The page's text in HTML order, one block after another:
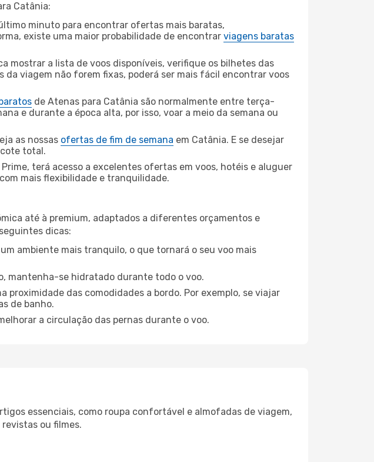
Catânia:
minuto para encontrar ofertas mais baratas,
existe uma maior probabilidade de encontrar viagens baratas
mostrar a lista de voos disponíveis, verifique os bilhetes das
da viagem não forem fixas, poderá ser mais fácil encontrar voos
de Atenas para Catânia são normalmente entre terça-
e durante a época alta, por isso, voar a meio da semana ou
as nossas ofertas de fim de semana em Catânia. E se desejar
total.
Prime, terá acesso a excelentes ofertas em voos, hotéis e aluguer
mais flexibilidade e tranquilidade.
até à premium, adaptados a diferentes orçamentos e
dicas:
ambiente mais tranquilo, o que tornará o seu voo mais
mantenha-se hidratado durante todo o voo.
proximidade das comodidades a bordo. Por exemplo, se viajar
de banho.
a circulação das pernas durante o voo.
essenciais, como roupa confortável e almofadas de viagem,
ou filmes.